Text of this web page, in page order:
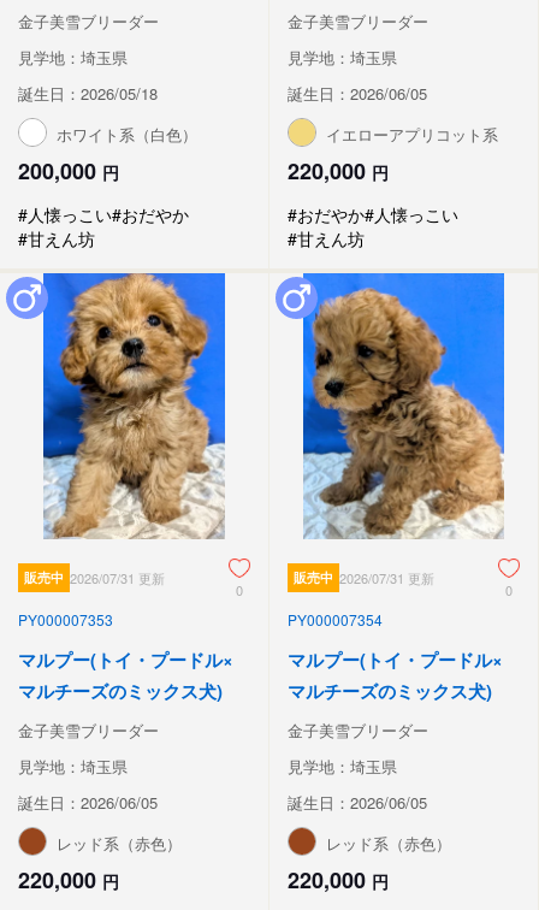
金子美雪ブリーダー
見学地：埼玉県
誕生日：2026/05/18
ホワイト系（白色）
200,000 円
#人懐っこい#おだやか
#甘えん坊
金子美雪ブリーダー
見学地：埼玉県
誕生日：2026/06/05
イエローアプリコット系
220,000 円
#おだやか#人懐っこい
#甘えん坊
販売中 2026/07/31 更新
0
PY000007353
マルプー(トイ・プードル×
マルチーズのミックス犬)
金子美雪ブリーダー
見学地：埼玉県
誕生日：2026/06/05
レッド系（赤色）
220,000 円
販売中 2026/07/31 更新
0
PY000007354
マルプー(トイ・プードル×
マルチーズのミックス犬)
金子美雪ブリーダー
見学地：埼玉県
誕生日：2026/06/05
レッド系（赤色）
220,000 円